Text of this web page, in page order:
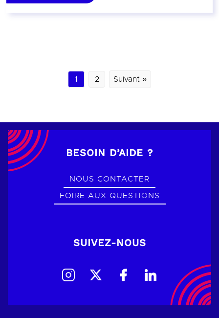
1 2 Suivant »
BESOIN D’AIDE ?
NOUS CONTACTER
FOIRE AUX QUESTIONS
SUIVEZ-NOUS